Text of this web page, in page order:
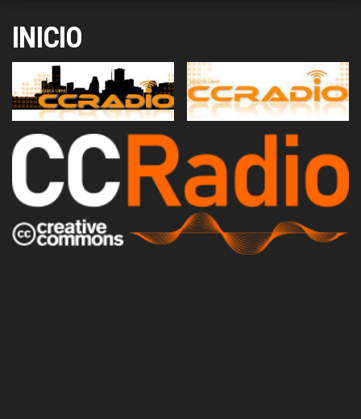
INICIO